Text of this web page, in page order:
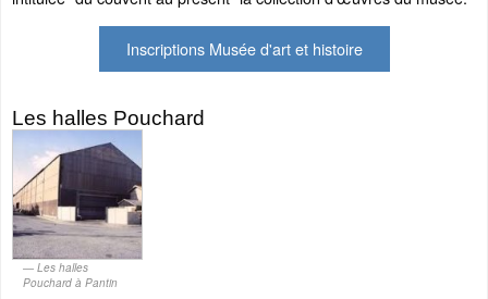
Inscriptions Musée d'art et histoire
Les halles Pouchard
Les halles
Pouchard à Pantin